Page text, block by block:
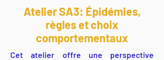
Atelier SA3: Épidémies,
règles et choix
comportementaux
Cet atelier offre une perspective